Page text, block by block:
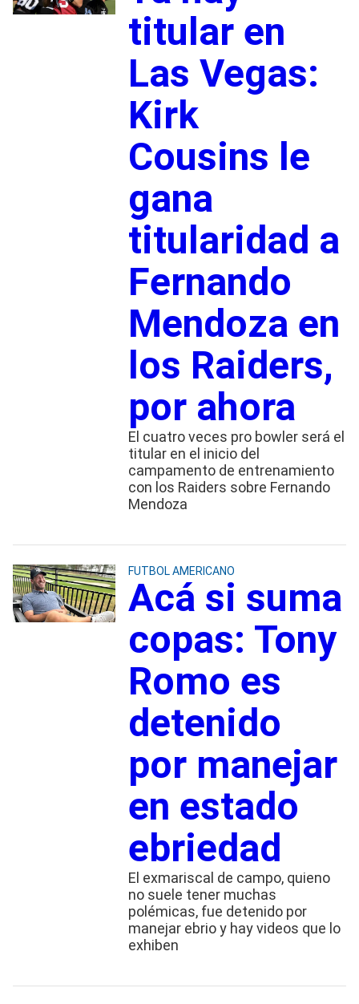
titular en
Las Vegas:
Kirk
Cousins le
gana
titularidad a
Fernando
Mendoza en
los Raiders,
por ahora
El cuatro veces pro bowler será el
titular en el inicio del
campamento de entrenamiento
con los Raiders sobre Fernando
Mendoza
FUTBOL AMERICANO
Acá si suma
copas: Tony
Romo es
detenido
por manejar
en estado
ebriedad
El exmariscal de campo, quieno
no suele tener muchas
polémicas, fue detenido por
manejar ebrio y hay videos que lo
exhiben